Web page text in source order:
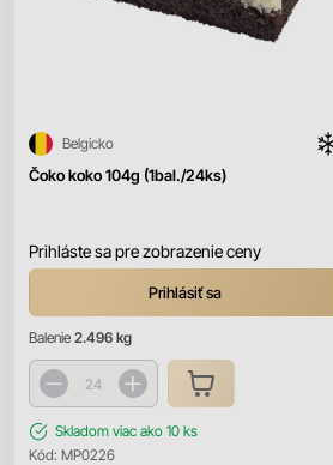
Čoko koko 104g (1bal./24ks)
Belgicko
Prihláste sa pre zobrazenie ceny
Prihlásiť sa
Balenie 2.496 kg
Skladom viac ako 10 ks
Kód: MP0226